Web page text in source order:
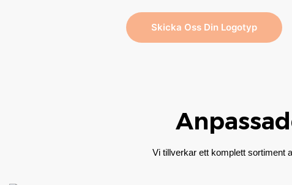
Skicka Oss Din Logotyp
Vi tillverkar ett komplett sortiment